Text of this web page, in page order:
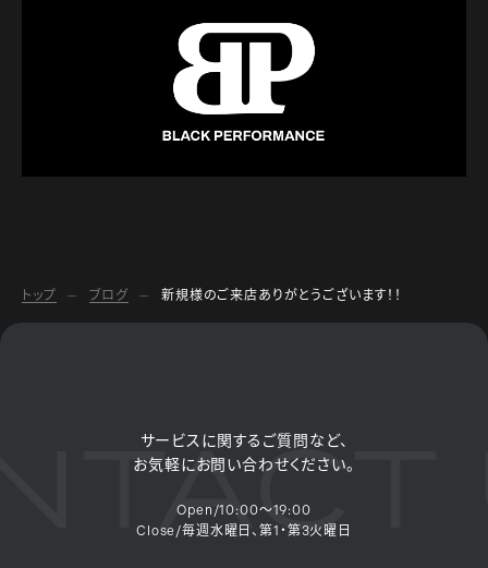
トップ ブログ 新規様のご来店ありがとうございます！！
サービスに関するご質問など、
お気軽にお問い合わせください。
Open/10:00～19:00
Close/毎週水曜日、第1・第3火曜日